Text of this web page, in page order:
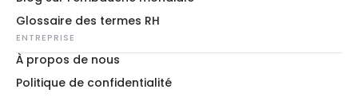
Glossaire des termes RH
ENTREPRISE
À propos de nous
Politique de confidentialité